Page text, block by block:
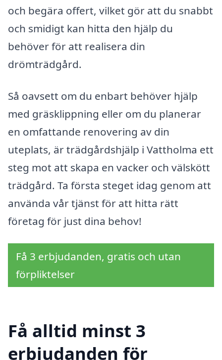
och begära offert, vilket gör att du snabbt
och smidigt kan hitta den hjälp du
behöver för att realisera din
drömträdgård.
Så oavsett om du enbart behöver hjälp
med gräsklippning eller om du planerar
en omfattande renovering av din
uteplats, är trädgårdshjälp i Vattholma ett
steg mot att skapa en vacker och välskött
trädgård. Ta första steget idag genom att
använda vår tjänst för att hitta rätt
företag för just dina behov!
Få 3 erbjudanden, gratis och utan
förpliktelser
Få alltid minst 3
erbjudanden för